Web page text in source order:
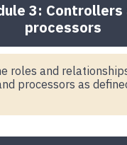
3: Controllers
processors
roles and
processors as